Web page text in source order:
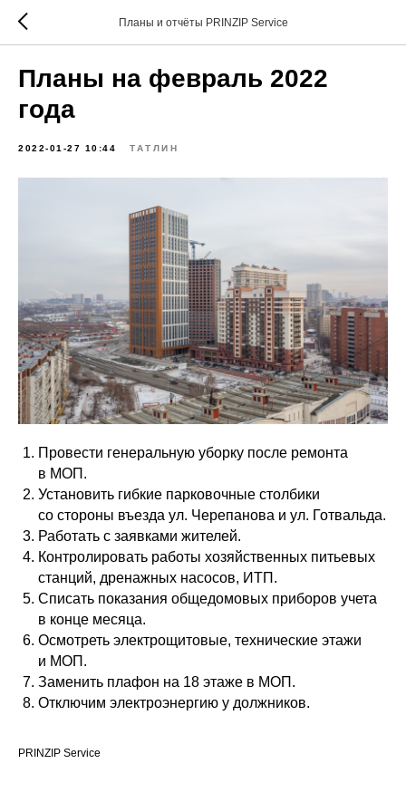
Планы и отчёты PRINZIP Service
Планы на февраль 2022
года
2022-01-27 10:44 ТАТЛИН
Провести генеральную уборку после ремонта
в МОП.
Установить гибкие парковочные столбики
со стороны въезда ул. Черепанова и ул. Готвальда.
Работать с заявками жителей.
Контролировать работы хозяйственных питьевых
станций, дренажных насосов, ИТП.
Списать показания общедомовых приборов учета
в конце месяца.
Осмотреть электрощитовые, технические этажи
и МОП.
Заменить плафон на 18 этаже в МОП.
Отключим электроэнергию у должников.
PRINZIP Service